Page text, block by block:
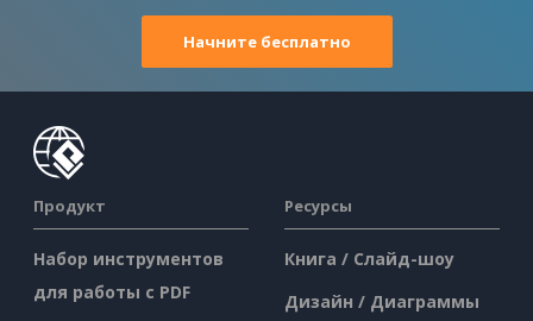
Начните бесплатно
Продукт
Набор инструментов
для работы с PDF
Ресурсы
Книга / Слайд-шоу
Дизайн / Диаграммы